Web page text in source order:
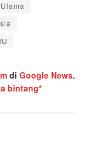
di Google News.
bintang*